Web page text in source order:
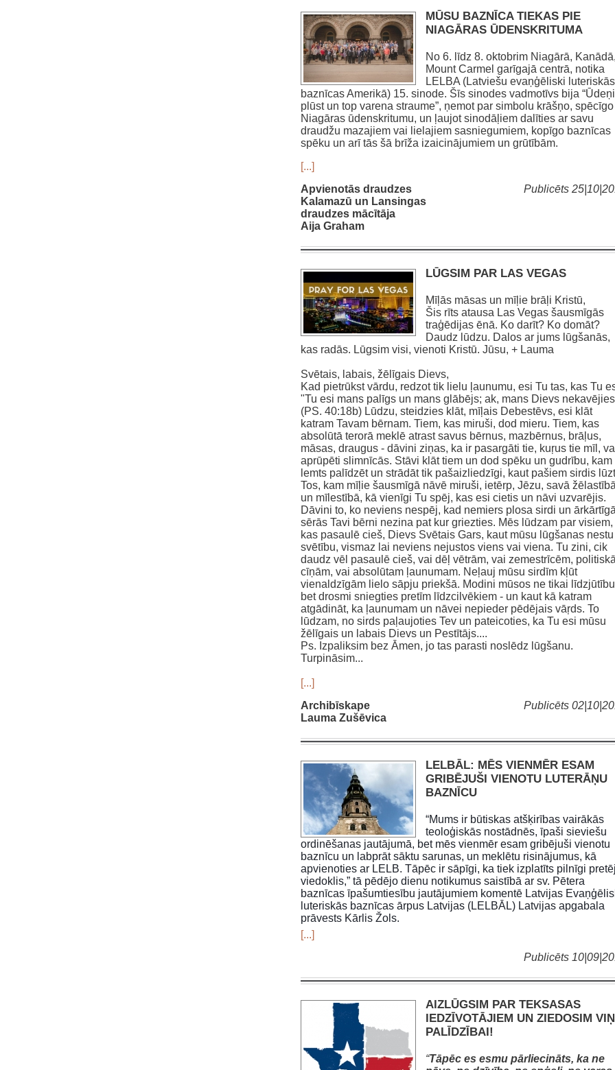
MŪSU BAZNĪCA TIEKAS PIE
NIAGĀRAS ŪDENSKRITUMA
No 6. līdz 8. oktobrim Niagārā, Kanādā,
Mount Carmel garīgajā centrā, notika
LELBA (Latviešu evaņģēliski luteriskās
baznīcas Amerikā) 15. sinode. Šīs sinodes vadmotīvs bija “Ūdeņi
plūst un top varena straume”, ņemot par simbolu krāšņo, spēcīgo
Niagāras ūdenskritumu, un ļaujot sinodāļiem dalīties ar savu
draudžu mazajiem vai lielajiem sasniegumiem, kopīgo baznīcas
spēku un arī tās šā brīža izaicinājumiem un grūtībām.
[...]
Publicēts
Apvienotās draudzes
Kalamazū un Lansingas
draudzes mācītāja
Aija Graham
LŪGSIM PAR LAS VEGAS
Mīļās māsas un mīļie brāļi Kristū,
Šis rīts atausa Las Vegas šausmīgās
traģēdijas ēnā. Ko darīt? Ko domāt?
Daudz lūdzu. Dalos ar jums lūgšanās,
kas radās. Lūgsim visi, vienoti Kristū. Jūsu, + Lauma
Svētais, labais, žēlīgais Dievs,
Kad pietrūkst vārdu, redzot tik lielu ļaunumu, esi Tu tas, kas Tu
"Tu esi mans palīgs un mans glābējs; ak, mans Dievs
(PS. 40:18b) Lūdzu, steidzies klāt, mīļais Debestēvs, esi klāt
katram Tavam bērnam. Tiem, kas miruši, dod mieru. Tiem, kas
absolūtā terorā meklē atrast savus bērnus, mazbērnus, brāļus,
māsas, draugus - dāvini ziņas, ka ir pasargāti tie, kuŗus tie mīl,
aprūpēti slimnīcās. Stāvi klāt tiem un dod spēku un gudrību, kam
lemts palīdzēt un strādāt tik pašaizliedzīgi, kaut pašiem sirdis
Tos, kam mīļie šausmīgā nāvē miruši, ietērp, Jēzu, savā žēlastībā
un mīlestībā, kā vienīgi Tu spēj, kas esi cietis un nāvi uzvarējis.
Dāvini to, ko neviens nespēj, kad nemiers plosa sirdi un
sērās Tavi bērni nezina pat kur griezties. Mēs lūdzam par visiem,
kas pasaulē cieš, Dievs Svētais Gars, kaut mūsu lūgšanas nestu
svētību, vismaz lai neviens nejustos viens vai viena. Tu zini, cik
daudz vēl pasaulē cieš, vai dēļ vētrām, vai zemestrīcēm,
cīņām, vai absolūtam ļaunumam. Neļauj mūsu sirdīm kļūt
vienaldzīgām lielo sāpju priekšā. Modini mūsos ne tikai
bet drosmi sniegties pretīm līdzcilvēkiem - un kaut kā katram
atgādināt, ka ļaunumam un nāvei nepieder pēdējais vāŗds. To
lūdzam, no sirds paļaujoties Tev un pateicoties, ka Tu esi mūsu
žēlīgais un labais Dievs un Pestītājs....
Ps. Izpaliksim bez Āmen, jo tas parasti noslēdz lūgšanu.
Turpināsim...
[...]
Publicēts
Archibīskape
Lauma Zušēvica
LELBĀL: MĒS VIENMĒR ESAM
GRIBĒJUŠI VIENOTU LUTERĀŅU
BAZNĪCU
“Mums ir būtiskas atšķirības vairākās
teoloģiskās nostādnēs, īpaši sieviešu
ordinēšanas jautājumā, bet mēs vienmēr esam gribējuši vienotu
baznīcu un labprāt sāktu sarunas, un meklētu risinājumus, kā
apvienoties ar LELB. Tāpēc ir sāpīgi, ka tiek izplatīts pilnīgi
viedoklis,” tā pēdējo dienu notikumus saistībā ar sv. Pētera
baznīcas īpašumtiesību jautājumiem komentē Latvijas
luteriskās baznīcas ārpus Latvijas (LELBĀL) Latvijas apgabala
prāvests Kārlis Žols.
[...]
Publicēts
AIZLŪGSIM PAR TEKSASAS
IEDZĪVOTĀJIEM UN ZIEDOSIM
PALĪDZĪBAI!
“Tāpēc es esmu pārliecināts, ka ne